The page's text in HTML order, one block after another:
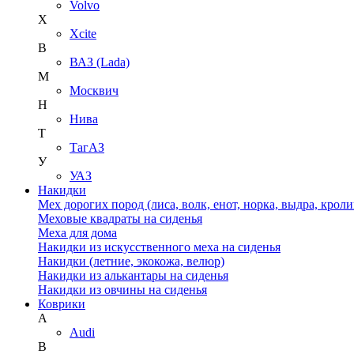
Volvo
X
Xcite
В
ВАЗ (Lada)
М
Москвич
Н
Нива
Т
ТагАЗ
У
УАЗ
Накидки
Мех дорогих пород (лиса, волк, енот, норка, выдра,
Меховые квадраты на сиденья
Меха для дома
Накидки из искусственного меха на сиденья
Накидки (летние, экокожа, велюр)
Накидки из алькантары на сиденья
Накидки из овчины на сиденья
Коврики
A
Audi
B